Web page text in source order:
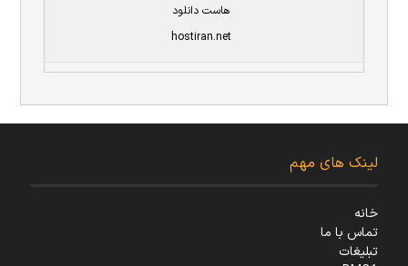
هاست دانلود
hostiran.net
لینک های مهم
خانه
تماس با ما
تبلیغات